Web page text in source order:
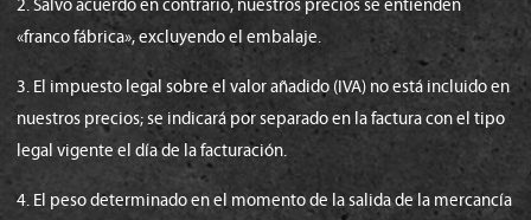
2. Salvo acuerdo en contrario, nuestros precios se entienden
«franco fábrica», excluyendo el embalaje.
3. El impuesto legal sobre el valor añadido (IVA) no está incluido en
nuestros precios; se indicará por separado en la factura con el tipo
legal vigente el día de la facturación.
4. El peso determinado en el momento de la salida de la mercancía